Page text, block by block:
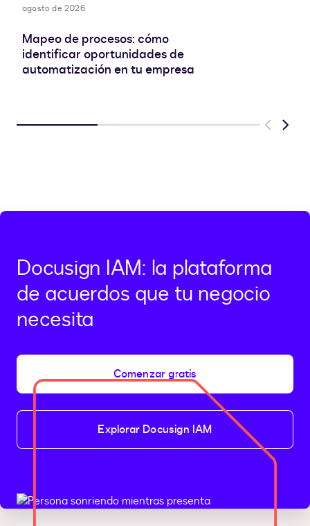
agosto de 2026
Mapeo de procesos: cómo
identificar oportunidades de
automatización en tu empresa
Previous
Next
Docusign IAM: la plataforma
de acuerdos que tu negocio
necesita
Comenzar gratis
Explorar Docusign IAM